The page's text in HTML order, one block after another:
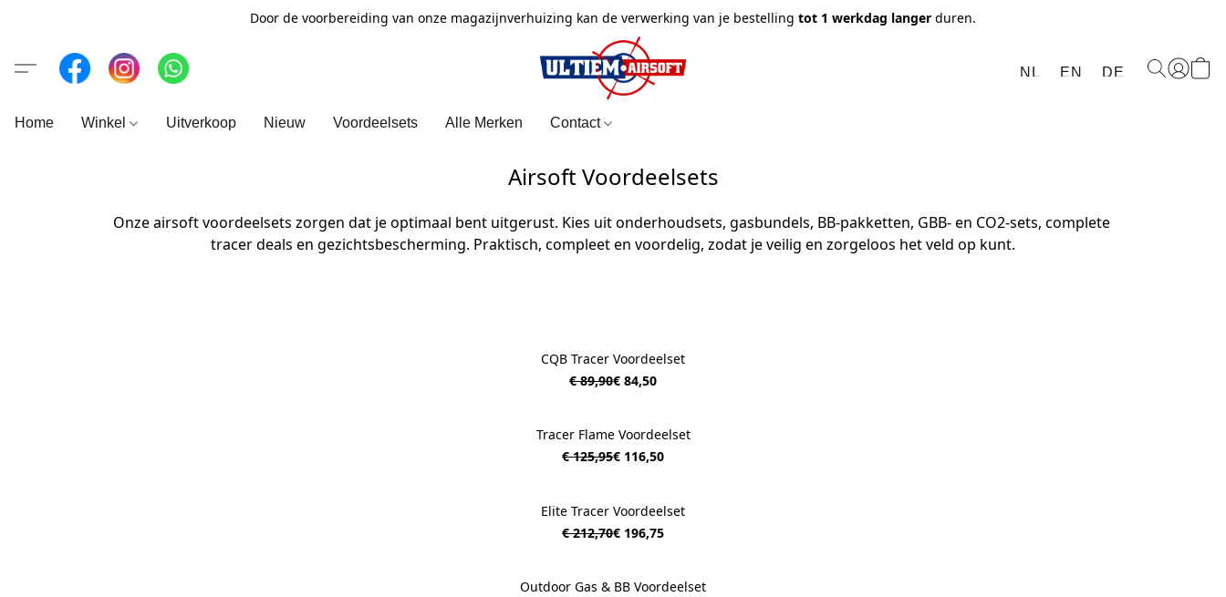
Door de voorbereiding van onze magazijnverhuizing kan de verwerking van je bestelling tot 1 werkdag langer duren.
NL EN DE
Home Winkel Uitverkoop Nieuw Voordeelsets Alle Merken Contact
Airsoft Voordeelsets
Onze airsoft voordeelsets zorgen dat je optimaal bent uitgerust. Kies uit onderhoudsets, gasbundels, BB-pakketten, GBB- en CO2-sets, complete
tracer deals en gezichtsbescherming. Praktisch, compleet en voordelig, zodat je veilig en zorgeloos het veld op kunt.
CQB Tracer Voordeelset
€ 89,90€ 84,50
Tracer Flame Voordeelset
€ 125,95€ 116,50
Elite Tracer Voordeelset
€ 212,70€ 196,75
Outdoor Gas & BB Voordeelset